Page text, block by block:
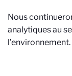
Nous
analytiques au
l’environnement.